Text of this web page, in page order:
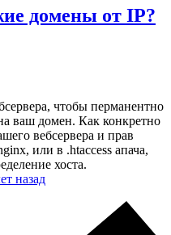
домены от IP?
чтобы перманентно
ваш домен. Как конкретно
вебсервера и прав
или в .htaccess апача,
хоста.
назад